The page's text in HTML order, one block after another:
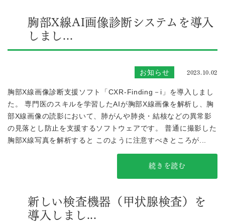
胸部X線AI画像診断システムを導入
しまし...
お知らせ 2023.10.02
胸部X線画像診断支援ソフト「CXR-Finding－i」を導入しまし
た。 専門医のスキルを学習したAIが胸部X線画像を解析し、胸
部X線画像の読影において、肺がんや肺炎・結核などの異常影
の見落とし防止を支援するソフトウェアです。 普通に撮影した
胸部X線写真を解析すると このように注意すべきところが...
続きを読む
新しい検査機器（甲状腺検査）を
導入しまし...